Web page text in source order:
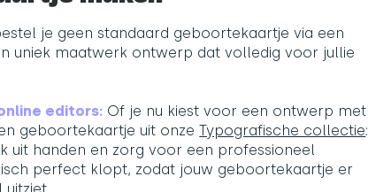
je geen standaard geboortekaartje via een
uniek maatwerk ontwerp dat volledig voor jullie
editors: Of je nu kiest voor een ontwerp met
geboortekaartje uit onzeTypografische collectie:
uit handen en zorg voor een professioneel
perfect klopt, zodat jouw geboortekaartje er